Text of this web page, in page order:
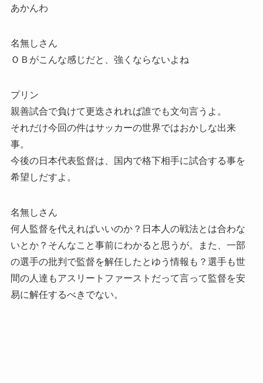
あかんわ
名無しさん
ＯＢがこんな感じだと、強くならないよね
プリン
親善試合で負けて更迭されれば誰でも文句言うよ。
それだけ今回の件はサッカーの世界ではおかしな出来
事。
今後の日本代表監督は、国内で格下相手に試合する事を
希望しだすよ。
名無しさん
何人監督を代えればいいのか？日本人の戦法とは合わな
いとか？そんなこと事前にわかると思うが。また、一部
の選手の批判で監督を解任したとゆう情報も？選手も世
間の人達もアスリートファーストだって言って監督を安
易に解任するべきでない。